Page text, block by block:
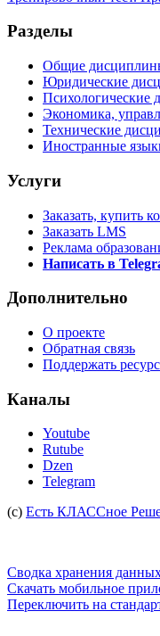
Разделы
Общие
Юридические
Психологические
Экономика,
Технические
Иностранные
Услуги
Заказать, купить
Заказать LMS
Реклама
Написать в
Дополнительно
О проекте
Обратная связь
Поддержать ресурс
Каналы
Youtube
Rutube
Dzen
Telegram
(c) Есть КЛАССное
Сводка хранения
Скачать мобильное
Переключить на